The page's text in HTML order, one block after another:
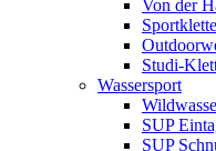
Von der
Studi-
Wassersport
SUP
SUP